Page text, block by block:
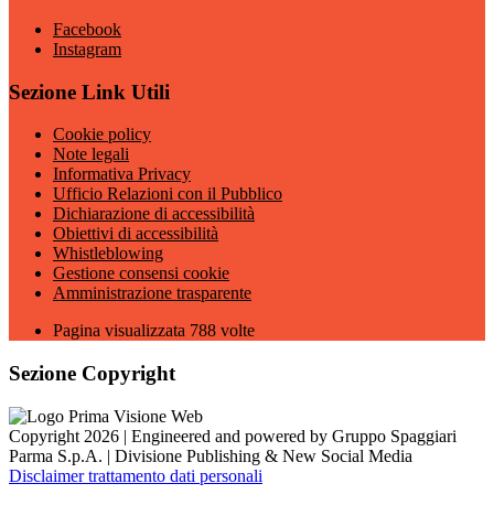
Facebook
Instagram
Sezione Link Utili
Cookie policy
Note legali
Informativa Privacy
Ufficio Relazioni con il Pubblico
Dichiarazione di accessibilità
Obiettivi di accessibilità
Whistleblowing
Gestione consensi cookie
Amministrazione trasparente
Pagina visualizzata 788 volte
Sezione Copyright
Copyright 2026 | Engineered and powered by Gruppo Spaggiari
Parma S.p.A. | Divisione Publishing & New Social Media
Disclaimer trattamento dati personali